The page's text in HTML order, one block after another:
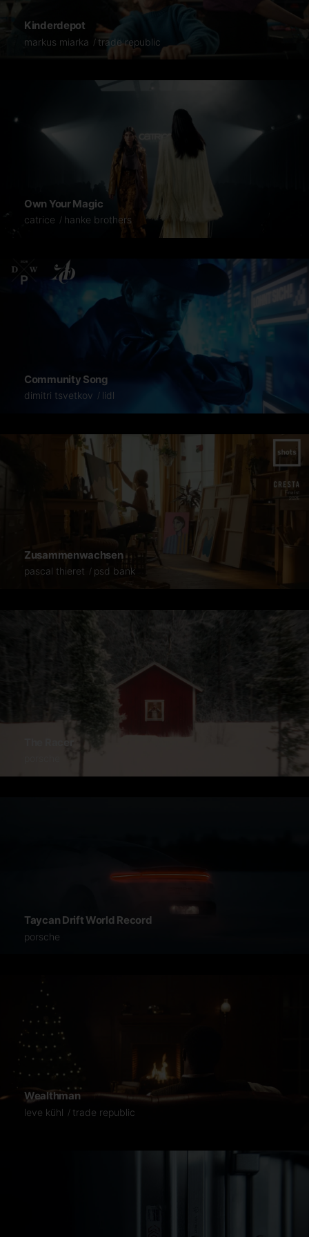
Kinderdepot
markus miarka trade republic
Own Your Magic
catrice hanke brothers
Community Song
dimitri tsvetkov lidl
Zusammenwachsen
pascal thieret psd bank
The Racer
Taycan Drift World Record
porsche
Wealthman
leve kühl trade republic